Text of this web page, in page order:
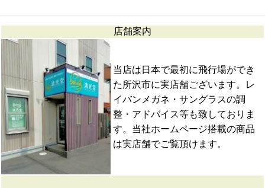
店舗案内
当店は日本で最初に飛行場ができ
た所沢市に実店舗ございます。レ
イバンメガネ・サングラスの調
整・アドバイス等も致しておりま
す。当社ホームページ搭載の商品
は実店舗でご覧頂けます。